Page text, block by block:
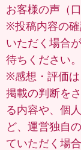
お客様の声（
※投稿内容の
いただく場合
待ちください。
※感想・評価は
掲載の判断を
る内容や、個
ど、運営独自
ていただく場